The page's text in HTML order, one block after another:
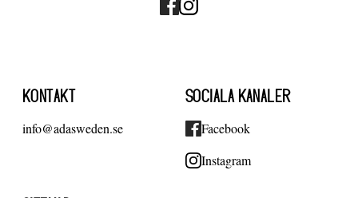
KONTAKT
info@adasweden.se
SOCIALA KANALER
Facebook
Instagram